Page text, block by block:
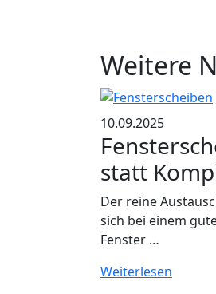
Weitere
10.09.2025
statt
Der reine
sich bei einem
Fenster …
Weiterlesen